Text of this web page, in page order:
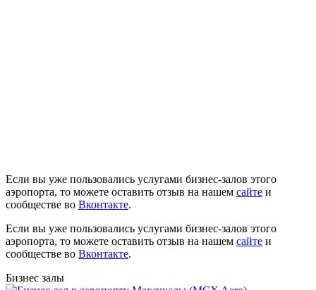
Если вы уже пользовались услугами бизнес-залов этого
аэропорта, то можете оставить отзыв на нашем сайте и
сообществе во Вконтакте.
Если вы уже пользовались услугами бизнес-залов этого
аэропорта, то можете оставить отзыв на нашем сайте и
сообществе во Вконтакте.
Бизнес залы